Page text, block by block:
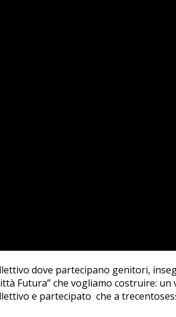
dove partecipano genitori,
Futura” che vogliamo costruire:
e partecipato che a